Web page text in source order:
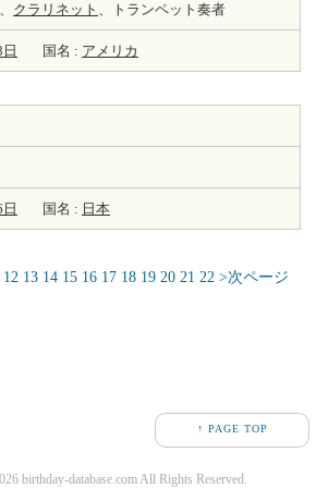
クラリネット 、トランペット奏者
国名 : アメリカ
国名 : 日本
12 13 14 15 16 17 18 19 20 21 22 >次ページ
↑ PAGE TOP
birthday-database.com All Rights Reserved.